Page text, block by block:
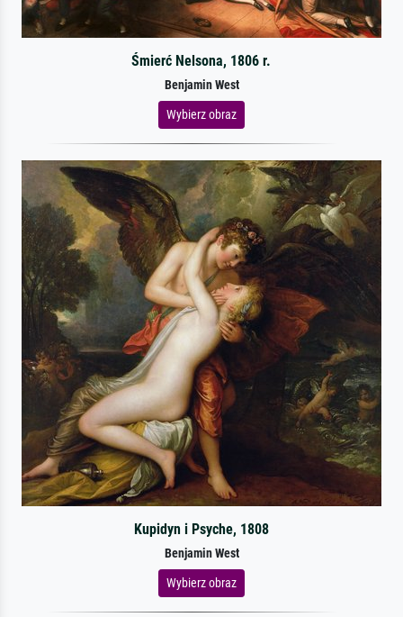
Śmierć Nelsona, 1806 r.
Benjamin West
Wybierz obraz
Kupidyn i Psyche, 1808
Benjamin West
Wybierz obraz